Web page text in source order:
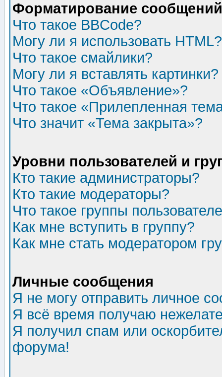
Форматирование
Что такое BBCode?
Могу ли я использовать HTML?
Что такое смайлики?
Могу ли я вставлять картинки?
Что такое «Объявление»?
Что такое «Прилепленная
Что значит «Тема закрыта»?
Уровни пользователей и
Кто такие администраторы?
Кто такие модераторы?
Что такое группы
Как мне вступить в группу?
Как мне стать модератором
Личные сообщения
Я не могу отправить личное
Я всё время получаю
Я получил спам или
форума!